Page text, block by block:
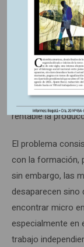
acceso a
urbanización,
conjunto
estas ventajas es
punto de vista de
equilibrio entre
transporte ya
rentable la
El problema
con la formación,
sin embargo, las
desaparecen sino
encontrar micro
especialmente en
trabajo